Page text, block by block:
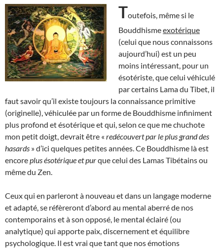
Toutefois, même si le
Bouddhismeexotérique
(celui que nous connaissons
aujourd’hui) est un peu
moins intéressant, pour un
ésotériste, que celui véhiculé
par certains Lama du Tibet, il
faut savoir qu’il existe toujours la connaissance primitive
(originelle), véhiculée par un forme de Bouddhisme infiniment
plus profond et ésotérique et qui, selon ce que me chuchote
mon petit doigt, devrait être « redécouvert par le plus grand des
hasards » d’ici quelques petites années. Ce Bouddhisme là est
encoreplus ésotérique et purque celui des Lamas Tibétains ou
même du Zen.
Ceux qui en parleront à nouveau et dans un langage moderne
et adapté, se réfèreront d’abord au mental aberré de nos
contemporains et à son opposé, le mental éclairé (ou
analytique) qui apporte paix, discernement et équilibre
psychologique. Il est vrai que tant que nos émotions